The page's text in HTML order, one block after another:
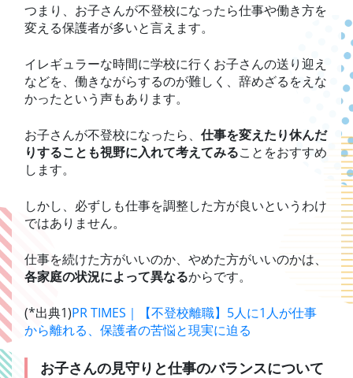
つまり、お子さんが不登校になったら仕事や働き方を
変える保護者が多いと言えます。
イレギュラーな時間に学校に行くお子さんの送り迎え
などを、働きながらするのが難しく、辞めざるをえな
かったという声もあります。
お子さんが不登校になったら、 仕事を変えたり休んだ
りすることも視野に入れて考えてみることをおすすめ
します。
しかし、必ずしも仕事を調整した方が良いというわけ
ではありません。
仕事を続けた方がいいのか、やめた方がいいのかは、
各家庭の状況によって異なるからです。
(*出典1)PR TIMES｜【不登校離職】5人に1人が仕事
から離れる、保護者の苦悩と現実に迫る
お子さんの見守りと仕事のバランスについて